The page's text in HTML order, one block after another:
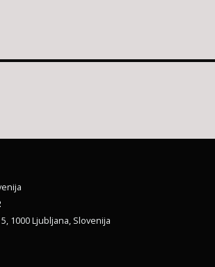
1000 Ljubljana, Slovenija